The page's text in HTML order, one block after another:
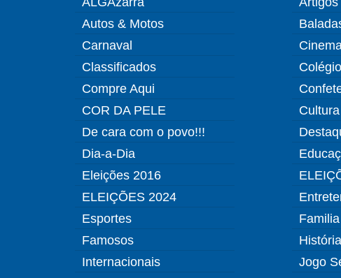
Autos & Motos
Carnaval
Classificados
Compre Aqui
COR DA PELE
De cara com o povo!!!
Dia-a-Dia
Eleições 2016
ELEIÇÕES 2024
Esportes
Famosos
Internacionais
Cultura
História
Jogo